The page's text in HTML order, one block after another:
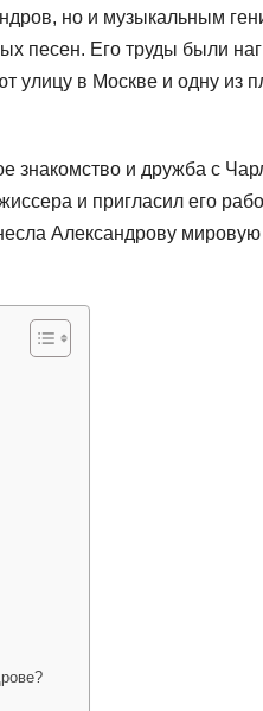
но и музыкальным
песен. Его труды были
улицу в Москве и одну из
знакомство и дружба с
и пригласил его
Александрову мировую